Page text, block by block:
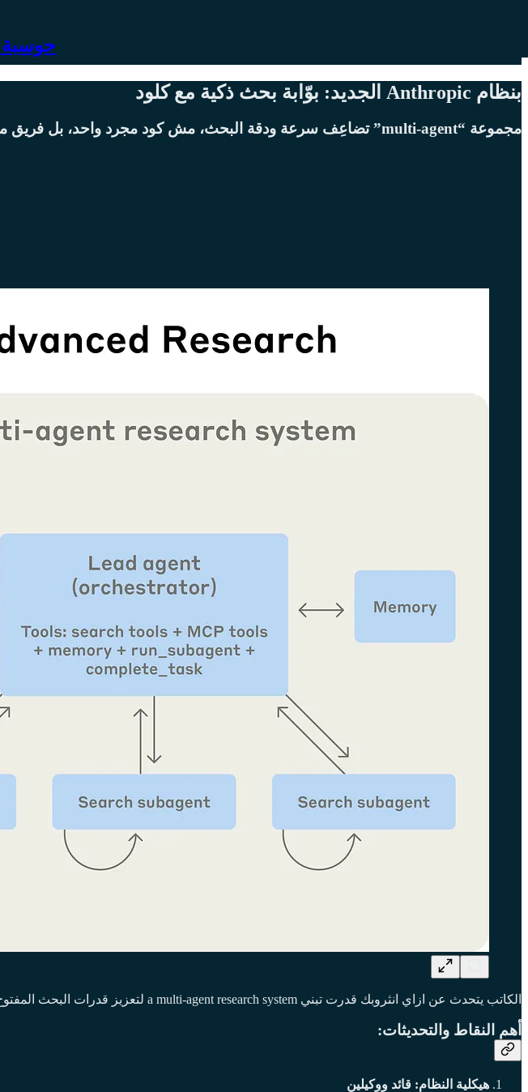
Hawsaba | حوسبة
بنظام Anthropic الجديد: بوّابة بحث ذكية مع كلود
مجموعة “multi-agent” تضاعِف سرعة ودقة البحث، مش كود مجرد واحد، بل فريق من الـ Claude agents.
الكاتب يتحدث عن ازاي انثروبك قدرت تبني a multi-agent research system لتعزيز قدرات البحث المفتوح والمعقد بالـ Claude model، جنبًا إلى جنب مع دروس هندسية حقيقية في المشوار من الفكرة للإنتاج.
أهم النقاط والتحديثات:
هيكلية النظام: قائد ووكيلين